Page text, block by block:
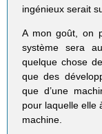
ingénieux serait
A mon goût, on
système sera
quelque chose
que des
que d’une
pour laquelle elle
machine.